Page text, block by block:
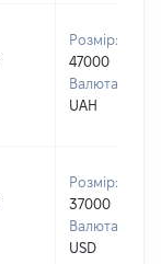
Розмір:
47000
Валюта:
UAH
Розмір:
37000
Валюта:
USD